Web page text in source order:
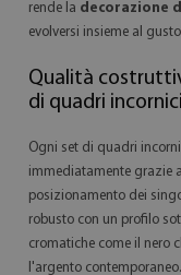
rende la decorazione
evolversi insieme al
Qualità
di quadri
Ogni set di quadri
immediatamente grazie
posizionamento dei
robusto con un profilo
cromatiche come il nero
l'argento